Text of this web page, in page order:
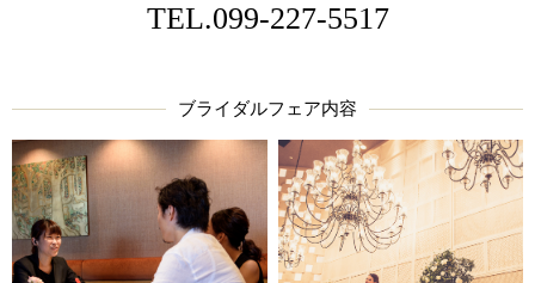
TEL.099-227-5517
ブライダルフェア内容